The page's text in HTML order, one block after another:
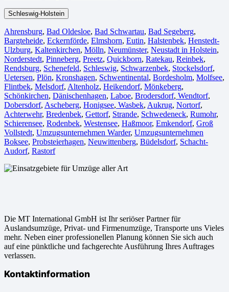
Schleswig-Holstein
Ahrensburg, Bad Oldesloe, Bad Schwartau, Bad Segeberg,
Bargteheide, Eckernförde, Elmshorn, Eutin, Halstenbek, Henstedt-
Ulzburg, Kaltenkirchen, Mölln, Neumünster, Neustadt in Holstein,
Norderstedt, Pinneberg, Preetz, Quickborn, Ratekau, Reinbek,
Rendsburg, Schenefeld, Schleswig, Schwarzenbek, Stockelsdorf,
Uetersen, Plön, Kronshagen, Schwentinental, Bordesholm, Molfsee,
Flintbek, Melsdorf, Altenholz, Heikendorf, Mönkeberg,
Schönkirchen, Dänischenhagen, Laboe, Brodersdorf, Wendtorf,
Dobersdorf, Ascheberg, Honigsee, Wasbek, Aukrug, Nortorf,
Achterwehr, Bredenbek, Gettorf, Strande, Schwedeneck, Rumohr,
Schierensee, Rodenbek, Westensee, Haßmoor, Emkendorf, Groß
Vollstedt, Umzugsunternehmen Warder, Umzugsunternehmen
Boksee, Probsteierhagen, Neuwittenberg, Büdelsdorf, Schacht-
Audorf, Rastorf
Die MT International GmbH ist Ihr seriöser Partner für
Auslandsumzüge, Privat- und Firmenumzüge, Transporte uns Vieles
mehr. Neben einer professionellen Planung können Sie sich auch
auf eine pünktliche und fachgerechte Ausführung Ihres Auftrages
verlassen.
Kontaktinformation